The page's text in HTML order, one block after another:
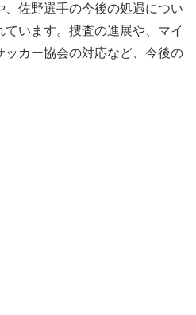
佐野選手の今後の処遇につい
います。捜査の進展や、マイ
ッカー協会の対応など、今後の